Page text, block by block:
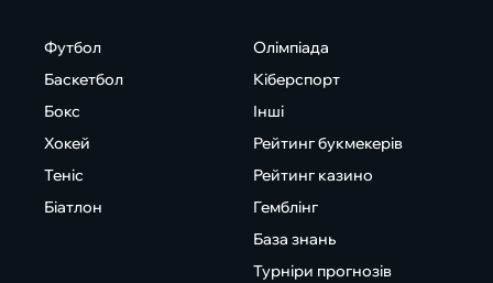
Футбол
Баскетбол
Бокс
Хокей
Теніс
Біатлон
Олімпіада
Кіберспорт
Інші
Рейтинг букмекерів
Рейтинг казино
Гемблінг
База знань
Турніри прогнозів